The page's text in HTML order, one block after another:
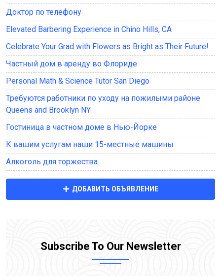
Доктор по телефону
Elevated Barbering Experience in Chino Hills, CA
Celebrate Your Grad with Flowers as Bright as Their Future!
Частный дом в аренду во Флориде
Personal Math & Science Tutor San Diego
Требуются работники по уходу на пожилыми районе
Queens and Brooklyn NY
Гостиница в частном доме в Нью-Йорке
К вашим услугам наши 15-местные машины
Алкоголь для торжества
ДОБАВИТЬ ОБЪЯВЛЕНИЕ
Subscribe To Our Newsletter